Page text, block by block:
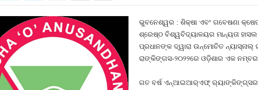
ଭୁବନେଶ୍ୱର : ଶିକ୍ଷା ଏବଂ ଗବେଷଣା
ଶ୍ରେଷ୍ଠ ବିଶ୍ୱବିଦ୍ୟାଳୟର ମାନ୍ୟତା
ପ୍ରଧାନଙ୍କ ଦ୍ୱାରା ଉନ୍ମୋଚିତ
ରାଙ୍କିଙ୍ଗସ-୨୦୨୨ରେ ଓଡ଼ିଶାର ଏକ
ଗତ ବର୍ଷ ଏନ୍‌ଆଇଆର୍‌ଏଫ୍ ର‌୍ୟାଙ୍କିଙ୍ଗ୍‌ସର